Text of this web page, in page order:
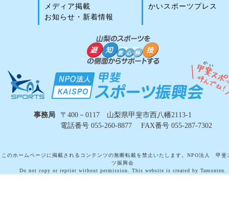
かいスポーツプレス
メディア掲載
お知らせ・新着情報
事務局
〒400－0117 山梨県甲斐市西八幡2113-1
電話番号 055-260-8877 FAX番号 055-287-7302
このホームページに掲載されるコンテンツの無断転載を禁止いたします。NPO法人 甲斐
ツ振興会
Do not copy or reprint without permission. This website is created by Tamonten.